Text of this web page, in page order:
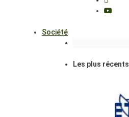
Société
Les plus récents